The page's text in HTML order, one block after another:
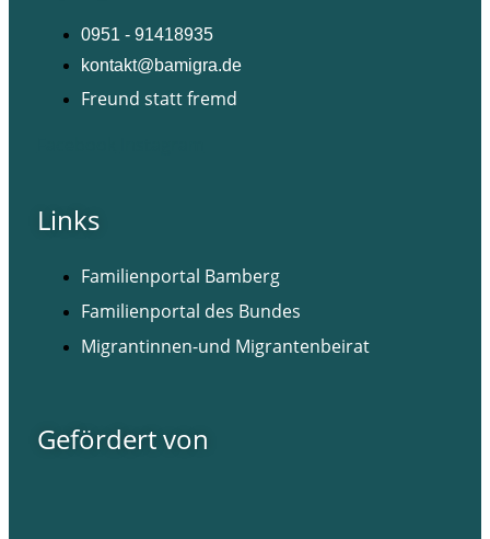
0951 - 91418935
kontakt@bamigra.de
Freund statt fremd
Links
Familienportal Bamberg
Familienportal des Bundes
Migrantinnen-und Migrantenbeirat
Gefördert von